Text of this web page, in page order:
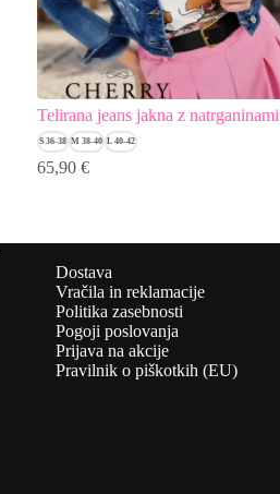
Telirana jeans jakna z natrganinami
S 36-38 M 38-40 L 40-42
65,90 €
Dostava
Vračila in reklamacije
Politika zasebnosti
Pogoji poslovanja
Prijava na akcije
Pravilnik o piškotkih (EU)